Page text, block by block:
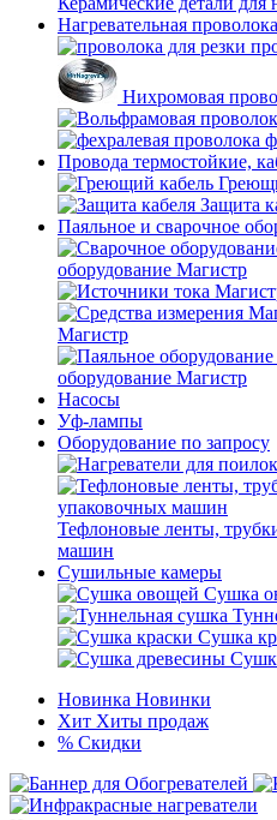
Нагревательная проволока
Нихромовая
Провода термостойкие,
Защита
Паяльное и сварочное
оборудование Магистр
Магистр
оборудование Магистр
Насосы
Уф-лампы
Оборудование по запросу
Тефлоновые ленты,
машин
Сушильные камеры
Сушка
Сушка
Новинка Новинки
Хит Хиты продаж
% Скидки